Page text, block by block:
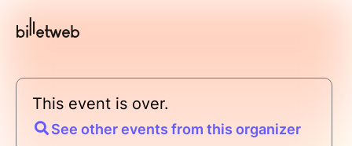
This event is over.
See other events from this organizer